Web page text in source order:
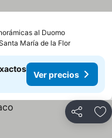
al Duomo
María de la Flor
Ver precios
Compartir